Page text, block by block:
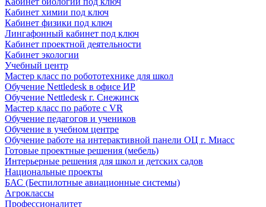
Кабинет химии под ключ
Кабинет физики под ключ
Лингафонный кабинет под ключ
Кабинет проектной деятельности
Кабинет экологии
Учебный центр
Мастер класс по робототехнике для школ
Обучение Nettledesk в офисе ИР
Обучение Nettledesk г. Снежинск
Мастер класс по работе с VR
Обучение педагогов и учеников
Обучение в учебном центре
Обучение работе на интерактивной панели ОЦ г. Миасс
Готовые проектные решения (мебель)
Интерьерные решения для школ и детских садов
Национальные проекты
БАС (Беспилотные авиационные системы)
Агроклассы
Профессионалитет